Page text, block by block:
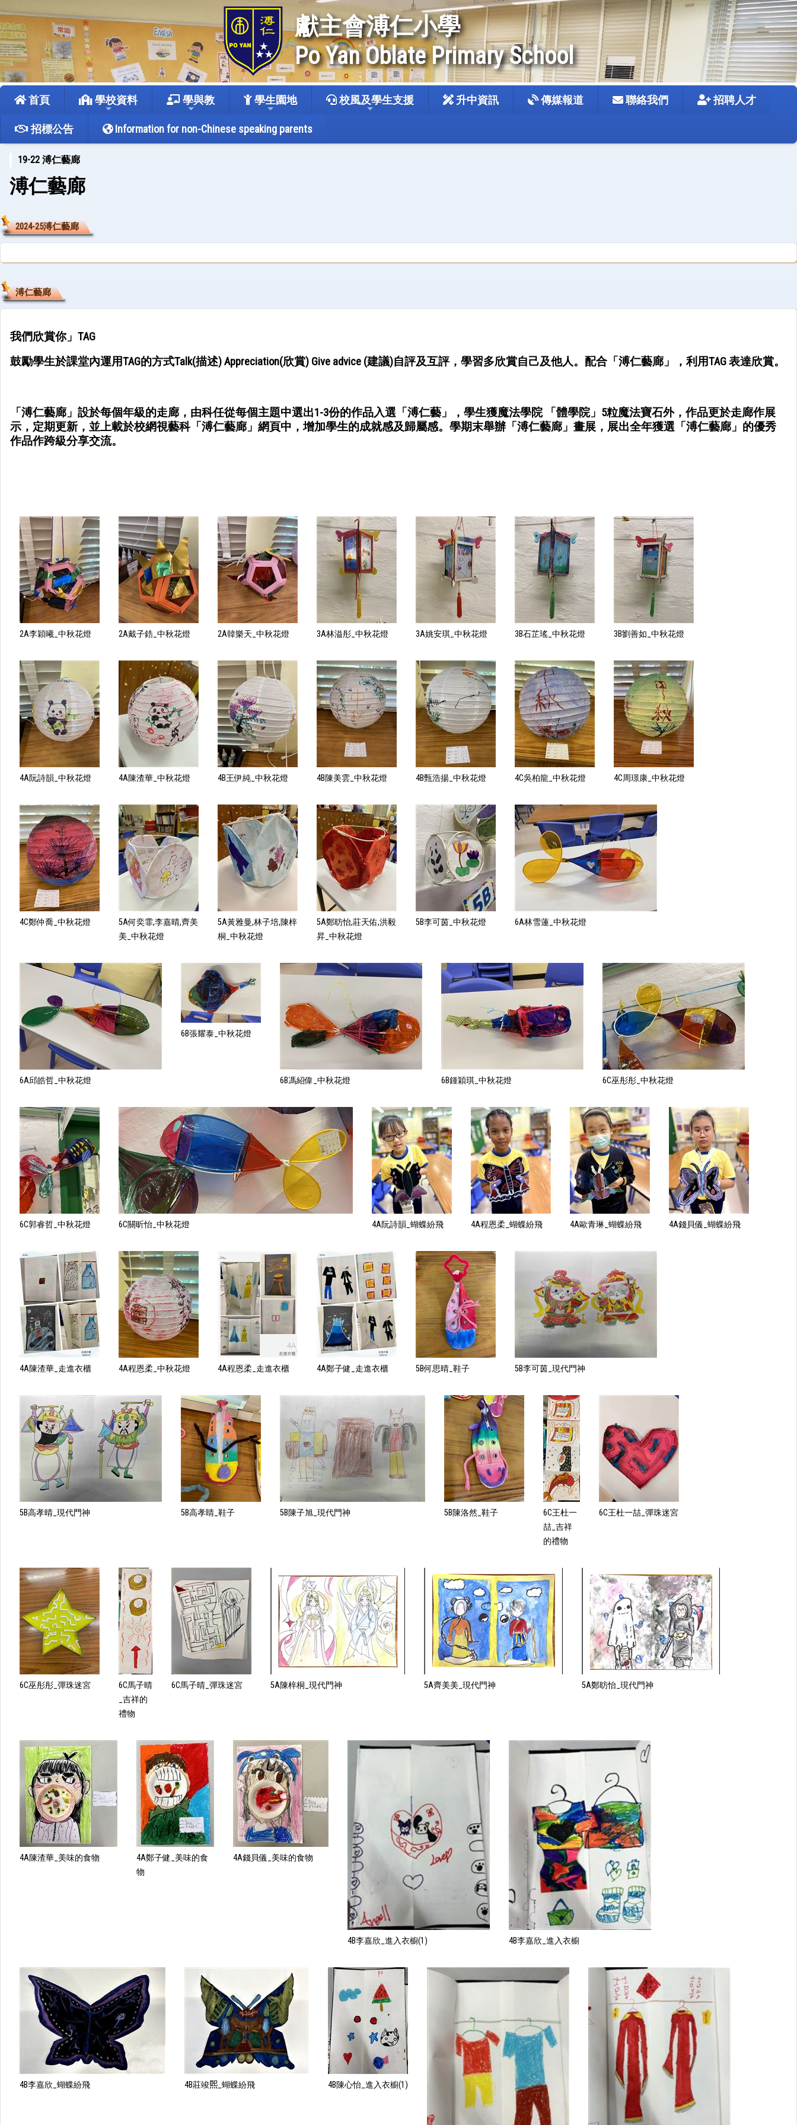
獻主會溥仁小學
Po Yan Oblate Primary School
首頁 學校資料 學與教 學生園地 校風及學生支援 升中資訊 傳媒報道 聯絡我們 招聘人才
招標公告 Information for non-Chinese speaking parents
19-22 溥仁藝廊
溥仁藝廊
2024-25溥仁藝廊
溥仁藝廊
我們欣賞你」TAG
鼓勵學生於課堂內運用TAG的方式Talk(描述) Appreciation(欣賞) Give advice (建議)自評及互評，學習多欣賞自己及他人。配合「溥仁藝廊」，利用TAG 表達欣賞。
「溥仁藝廊」設於每個年級的走廊，由科任從每個主題中選出1-3份的作品入選「溥仁藝」，學生獲魔法學院 「體學院」5粒魔法寶石外，作品更於走廊作展
示，定期更新，並上載於校網視藝科「溥仁藝廊」網頁中，增加學生的成就感及歸屬感。學期末舉辦「溥仁藝廊」畫展，展出全年獲選「溥仁藝廊」的優秀
作品作跨級分享交流。
2A李穎曦_中秋花燈 2A戴子鋯_中秋花燈 2A韓樂天_中秋花燈 3A林溢彤_中秋花燈 3A姚安琪_中秋花燈 3B石芷瑤_中秋花燈 3B劉善如_中秋花燈
4A阮詩韻_中秋花燈 4A陳渣華_中秋花燈 4B王伊純_中秋花燈 4B陳美雲_中秋花燈 4B甄浩揚_中秋花燈 4C吳柏龍_中秋花燈 4C周璟康_中秋花燈
4C鄭仲喬_中秋花燈
5A何奕霏,李嘉晴,齊美
美_中秋花燈
5A黃雅曼,林子培,陳梓
桐_中秋花燈
5A鄭昉怡,莊天佑,洪毅
昇_中秋花燈
5B李可茵_中秋花燈 6A林雪蓮_中秋花燈
6A邱皓哲_中秋花燈
6B張耀泰_中秋花燈
6B馮紹偉_中秋花燈 6B鍾穎琪_中秋花燈 6C巫彤彤_中秋花燈
6C郭睿哲_中秋花燈 6C關昕怡_中秋花燈 4A阮詩韻_蝴蝶紛飛 4A程恩柔_蝴蝶紛飛 4A歐青琳_蝴蝶紛飛 4A錢貝儀_蝴蝶紛飛
4A陳渣華_走進衣櫃 4A程恩柔_中秋花燈 4A程恩柔_走進衣櫃 4A鄭子健_走進衣櫃 5B何思晴_鞋子 5B李可茵_現代門神
5B高孝晴_現代門神 5B高孝睛_鞋子 5B陳子旭_現代門神 5B陳洛然_鞋子
6C王杜一
喆_吉祥
的禮物
6C王杜一喆_彈珠迷宮
6C巫彤彤_彈珠迷宮
6C馬子晴
_吉祥的
禮物
6C馬子晴_彈珠迷宮 5A陳梓桐_現代門神 5A齊美美_現代門神 5A鄭昉怡_現代門神
4A陳渣華_美味的食物
4A鄭子健_美味的食
物
4A錢貝儀_美味的食物
4B李嘉欣_進入衣櫥(1) 4B李嘉欣_進入衣櫥
4B李嘉欣_蝴蝶紛飛 4B莊竣𤋮_蝴蝶紛飛 4B陳心怡_進入衣櫥(1)